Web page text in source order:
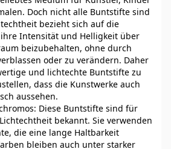
Doch nicht alle Buntstifte sind
bezieht sich auf die
Intensität und Helligkeit über
beizubehalten, ohne durch
oder zu verändern. Daher
und lichtechte Buntstifte zu
dass die Kunstwerke auch
aussehen.
Diese Buntstifte sind für
bekannt. Sie verwenden
die eine lange Haltbarkeit
bleiben auch unter starker